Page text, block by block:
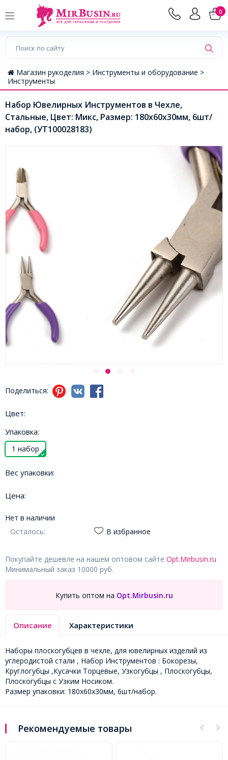
0
Магазин рукоделия > Инструменты и оборудование >
Инструменты
Набор Ювелирных Инструментов в Чехле,
Стальные, Цвет: Микс, Размер: 180х60х30мм, 6шт/
набор, (УТ100028183)
Поделиться:
Цвет:
Упаковка:
1 набор
Вес упаковки:
Цена:
Нет в наличии
Осталось:
В избранное
Покупайте дешевле на нашем оптовом сайте Opt.Mirbusin.ru
Минимальный заказ 10000 руб.
Купить оптом на Opt.Mirbusin.ru
Описание Характеристики
Наборы плоскогубцев в чехле, для ювелирных изделий из
углеродистой стали , Набор Инструментов : Бокорезы,
Круглогубцы ,Кусачки Торцевые, Узкогубцы , Плоскогубцы,
Плоскогубцы с Узким Носиком.
Размер упаковки: 180х60х30мм, 6шт/набор.
Рекомендуемые товары